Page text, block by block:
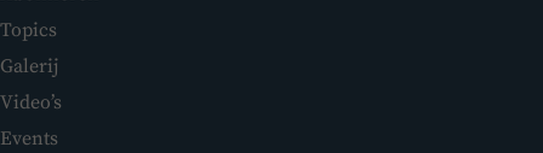
Topics
Galerij
Video’s
Events